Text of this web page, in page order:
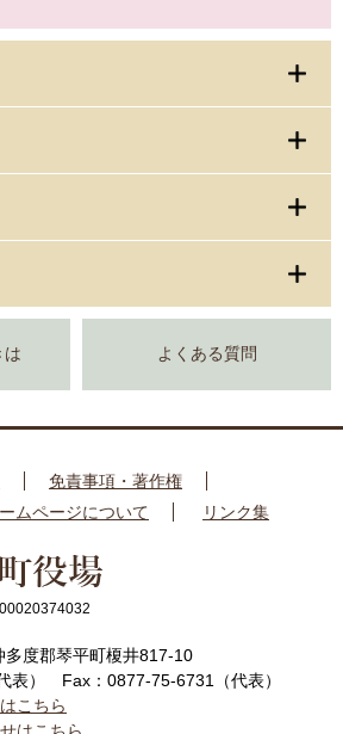
は よくある質問
免責事項・著作権
ムページについて リンク集
度郡琴平町榎井817-10
表）
Fax：0877-75-6731（代表）
こちら